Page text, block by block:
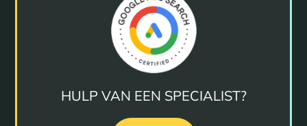
HULP VAN EEN SPECIALIST?